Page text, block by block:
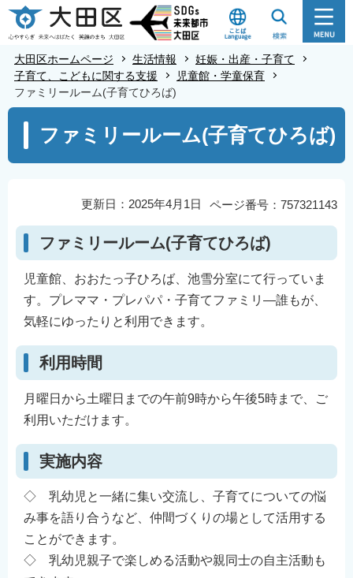
こ
の
の
頭
大田区ホームページ 生活情報
妊娠・出産・子育て
子育て、こどもに関する支援
児童館・学童保育
ファミリールーム(子育てひろば)
こ
ら
ファミリールーム(子育てひろば)
ページ番号：757321143
更新日：2025年4月1日
ファミリールーム(子育てひろば)
児童館、おおたっ子ひろば、池雪分室にて行っていま
す。プレママ・プレパパ・子育てファミリ―誰もが、
気軽にゆったりと利用できます。
利用時間
月曜日から土曜日までの午前9時から午後5時まで、ご
利用いただけます。
実施内容
◇ 乳幼児と一緒に集い交流し、子育てについての悩
み事を語り合うなど、仲間づくりの場として活用する
ことができます。
◇ 乳幼児親子で楽しめる活動や親同士の自主活動も